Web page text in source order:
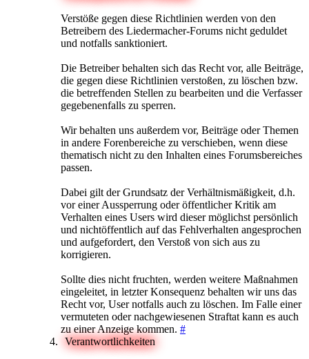
Verstöße gegen diese Richtlinien werden von den
Betreibern des Liedermacher-Forums nicht geduldet
und notfalls sanktioniert.
Die Betreiber behalten sich das Recht vor, alle Beiträge,
die gegen diese Richtlinien verstoßen, zu löschen bzw.
die betreffenden Stellen zu bearbeiten und die Verfasser
gegebenenfalls zu sperren.
Wir behalten uns außerdem vor, Beiträge oder Themen
in andere Forenbereiche zu verschieben, wenn diese
thematisch nicht zu den Inhalten eines Forumsbereiches
passen.
Dabei gilt der Grundsatz der Verhältnismäßigkeit, d.h.
vor einer Aussperrung oder öffentlicher Kritik am
Verhalten eines Users wird dieser möglichst persönlich
und nichtöffentlich auf das Fehlverhalten angesprochen
und aufgefordert, den Verstoß von sich aus zu
korrigieren.
Sollte dies nicht fruchten, werden weitere Maßnahmen
eingeleitet, in letzter Konsequenz behalten wir uns das
Recht vor, User notfalls auch zu löschen. Im Falle einer
vermuteten oder nachgewiesenen Straftat kann es auch
zu einer Anzeige kommen. #
Verantwortlichkeiten